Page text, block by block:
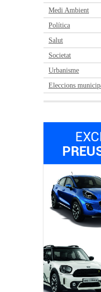
Medi Ambient
Política
Salut
Societat
Urbanisme
Eleccions